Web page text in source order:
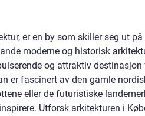
er en by som skiller seg ut på
moderne og historisk
og attraktiv destinasjon
er fascinert av den gamle
eller de futuristiske
Utforsk arkitekturen i